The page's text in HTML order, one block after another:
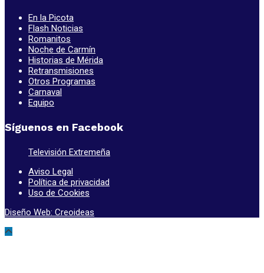
En la Picota
Flash Noticias
Romanitos
Noche de Carmín
Historias de Mérida
Retransmisiones
Otros Programas
Carnaval
Equipo
Síguenos en Facebook
Televisión Extremeña
Aviso Legal
Política de privacidad
Uso de Cookies
Diseño Web: Creoideas